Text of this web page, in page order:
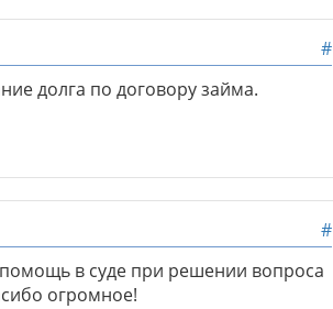
#
долга по договору займа.
#
в суде при решении вопроса
огромное!